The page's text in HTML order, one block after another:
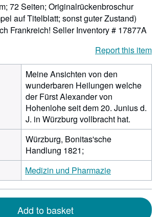
72 Seiten; Originalrückenbroschur
auf Titelblatt; sonst guter Zustand)
Frankreich! Seller Inventory # 17877A
Report this item
Meine Ansichten von den
wunderbaren Heilungen welche
der Fürst Alexander von
Hohenlohe seit dem 20. Junius d.
J. in Würzburg vollbracht hat.
Würzburg, Bonitas'sche
Handlung 1821;
Medizin und Pharmazie
Add to basket